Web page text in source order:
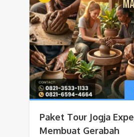
Paket Tour Jogja
Membuat Gerabah